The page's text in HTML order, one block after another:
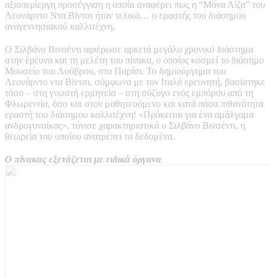
αξιοπερίεργη προσέγγιση η οποία αναφέρει πως η “Μόνα Λίζα” του
Λεονάρντο Ντα Βίντσι ήταν τελικά… ο εραστής του διάσημου
αναγεννησιακού καλλιτέχνη.
Ο Σιλβάνο Βινσέντι αφιέρωσε αρκετά μεγάλο χρονικό διάστημα
στην έρευνα και τη μελέτη του πίνακα, ο οποίος κοσμεί το διάσημο
Μουσείο του Λούβρου, στο Παρίσι. Το δημιούργημα του
Λεονάρντο ντα Βίντσι, σύμφωνα με τον Ιταλό ερευνητή, βασίστηκε
τόσο – στη γνωστή ερμηνεία – στη σύζυγο ενός εμπόρου από τη
Φλωρεντία, όσο και στον μαθητευόμενο και κατά πάσα πιθανότητα
εραστή του διάσημου καλλιτέχνη! «Πρόκειται για ένα αμάλγαμα
ανδρογυναίκας», τόνισε χαρακτηριστικά ο Σιλβάνο Βινσέντι, η
θεωρεία του οποίου ανατρέπει τα δεδομένα.
Ο πίνακας εξετάζεται με ειδικά όργανα